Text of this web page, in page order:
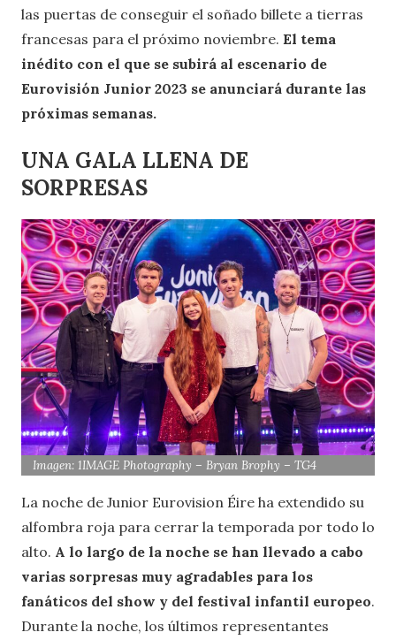
las puertas de conseguir el soñado billete a tierras
francesas para el próximo noviembre. El tema
inédito con el que se subirá al escenario de
Eurovisión Junior 2023 se anunciará durante las
próximas semanas.
UNA GALA LLENA DE
SORPRESAS
Imagen: 1IMAGE Photography – Bryan Brophy – TG4
La noche de Junior Eurovision Éire ha extendido su
alfombra roja para cerrar la temporada por todo lo
alto. A lo largo de la noche se han llevado a cabo
varias sorpresas muy agradables para los
fanáticos del show y del festival infantil europeo.
Durante la noche, los últimos representantes